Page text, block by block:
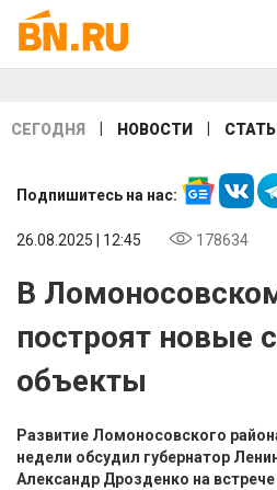
СЕГОДНЯ НОВОСТИ
Подпишитесь на нас:
26.08.2025 | 12:45 178634
В
построят новые
объекты
Развитие Ломоносовского
недели обсудил губернатор
Александр Дрозденко на